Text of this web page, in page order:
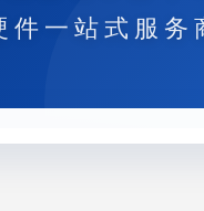
件一站式服务